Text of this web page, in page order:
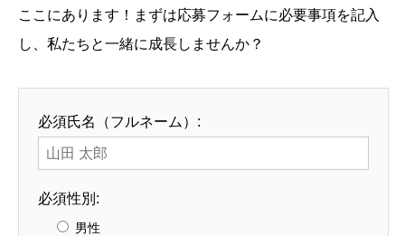
ここにあります！まずは応募フォームに必要事項を記入
し、私たちと一緒に成長しませんか？
必須氏名（フルネーム）:
必須性別:
男性